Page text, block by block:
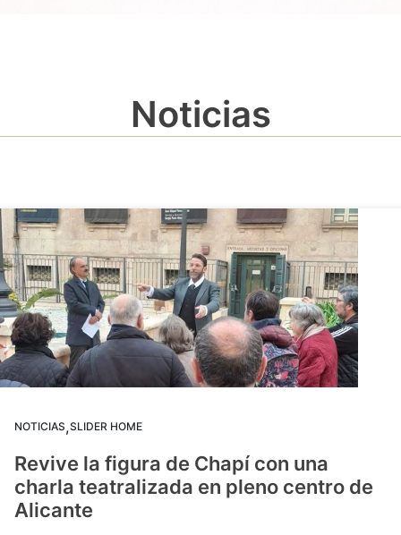
Noticias
NOTICIAS,SLIDER HOME
Revive la figura de Chapí con una
charla teatralizada en pleno centro de
Alicante